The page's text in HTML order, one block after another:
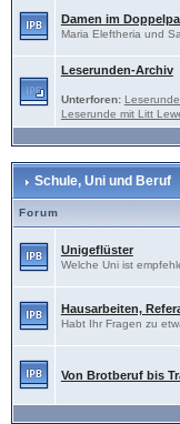
Damen im
Maria Eleftheria und
Leserunden-Archiv
Unterforen:
Leserunde mit Litt
Schule, Uni und Beruf
Forum
Unigeflüster
Welche Uni ist
Hausarbeiten,
Habt Ihr Fragen zu
Von Brotberuf bis